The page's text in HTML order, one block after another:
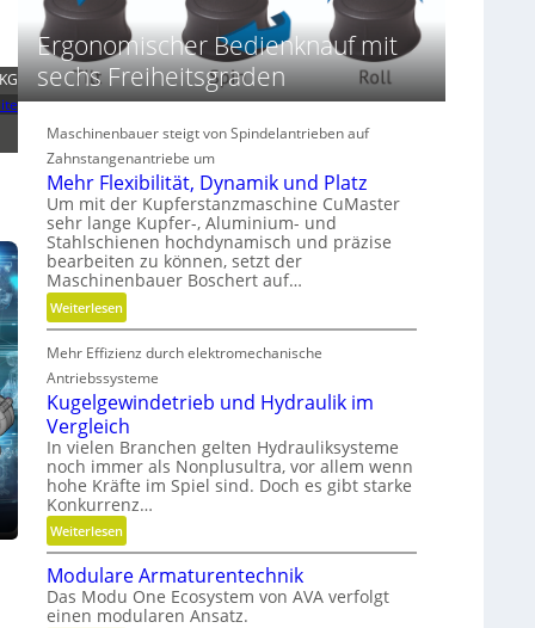
i
m
e
s
i
o
n
e
n
Ergonomischer Bedienknauf mit
sechs Freiheitsgraden
Maschinenbauer steigt von Spindelantrieben auf
Zahnstangenantriebe um
Mehr Flexibilität, Dynamik und Platz
Um mit der Kupferstanzmaschine CuMaster
sehr lange Kupfer-, Aluminium- und
Stahlschienen hochdynamisch und präzise
bearbeiten zu können, setzt der
Maschinenbauer Boschert auf…
Weiterlesen:
M
e
h
r
F
l
e
x
i
b
i
l
i
t
Mehr Effizienz durch elektromechanische
Antriebssysteme
Kugelgewindetrieb und Hydraulik im
Vergleich
In vielen Branchen gelten Hydrauliksysteme
noch immer als Nonplusultra, vor allem wenn
hohe Kräfte im Spiel sind. Doch es gibt starke
Konkurrenz…
Weiterlesen:
K
u
g
e
Modulare Armaturentechnik
Das Modu One Ecosystem von AVA verfolgt
einen modularen Ansatz.